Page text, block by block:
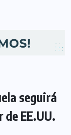
seguirá
EE.UU.